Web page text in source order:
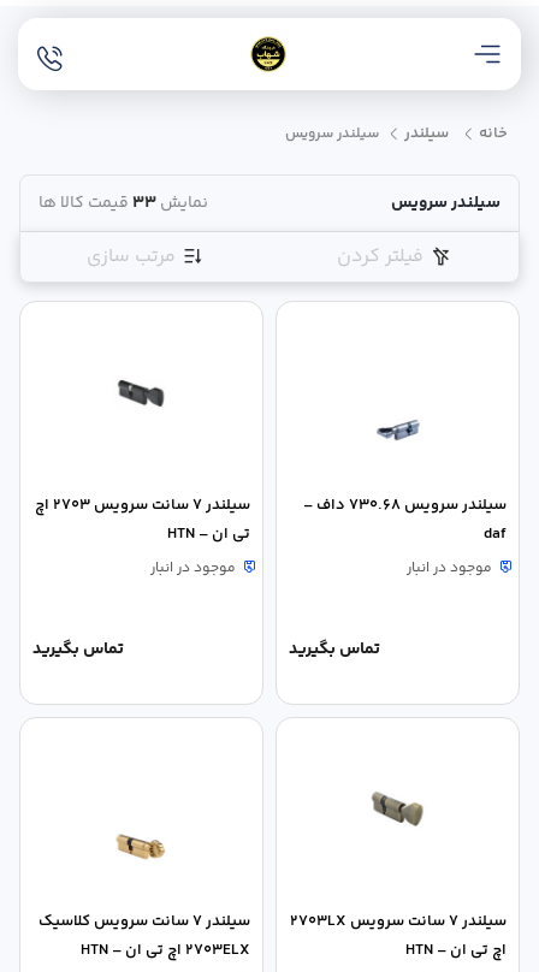
خانه سیلندر سیلندر سرویس
سیلندر سرویس نمایش33قیمت کالا ها
فیلتر کردن مرتب سازی
سيلندر سرويس 730.68 داف –
daf
موجود در انبار
تماس بگیرید
سیلندر 7 سانت سرویس 2703 اچ
تی ان – HTN
موجود در انبار
تماس بگیرید
سیلندر 7 سانت سرویس 2703LX
اچ تی ان – HTN
سیلندر 7 سانت سرویس کلاسیک
2703ELX اچ تی ان – HTN